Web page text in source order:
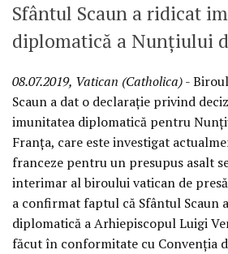
Sfântul Scaun a ridicat
diplomatică a Nunțiului
08.07.2019, Vatican (Catholica)-
Scaun a dat o declarație privind
imunitatea diplomatică pentru
Franța, care este investigat
franceze pentru un presupus asalt
interimar al biroului vatican de
a confirmat faptul că Sfântul Scaun
diplomatică a Arhiepiscopul Luigi
făcut în conformitate cu Convenția